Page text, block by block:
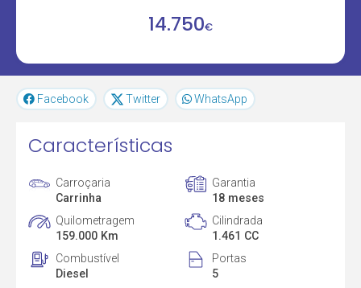
14.750€
Facebook Twitter WhatsApp
Características
Carroçaria
Carrinha
Garantia
18 meses
Quilometragem
159.000 Km
Cilindrada
1.461 CC
Combustível
Diesel
Portas
5